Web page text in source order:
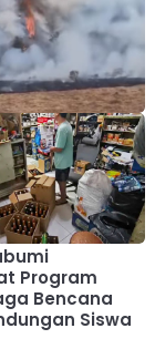
Program
Bencana
Siswa